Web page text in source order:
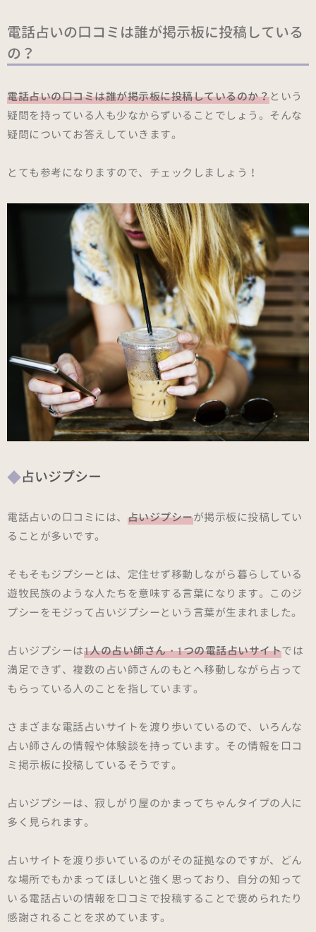
電話占いの口コミは誰が掲示板に投稿している
の？
電話占いの口コミは誰が掲示板に投稿しているのか？という
疑問を持っている人も少なからずいることでしょう。そんな
疑問についてお答えしていきます。
とても参考になりますので、チェックしましょう！
占いジプシー
電話占いの口コミには、 占いジプシーが掲示板に投稿してい
ることが多いです。
そもそもジプシーとは、定住せず移動しながら暮らしている
遊牧民族のような人たちを意味する言葉になります。このジ
プシーをモジって占いジプシーという言葉が生まれました。
占いジプシーは1人の占い師さん・1つの電話占いサイトでは
満足できず、複数の占い師さんのもとへ移動しながら占って
もらっている人のことを指しています。
さまざまな電話占いサイトを渡り歩いているので、いろんな
占い師さんの情報や体験談を持っています。その情報を口コ
ミ掲示板に投稿しているそうです。
占いジプシーは、寂しがり屋のかまってちゃんタイプの人に
多く見られます。
占いサイトを渡り歩いているのがその証拠なのですが、どん
な場所でもかまってほしいと強く思っており、自分の知って
いる電話占いの情報を口コミで投稿することで褒められたり
感謝されることを求めています。